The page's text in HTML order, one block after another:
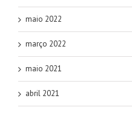
maio 2022
março 2022
maio 2021
abril 2021